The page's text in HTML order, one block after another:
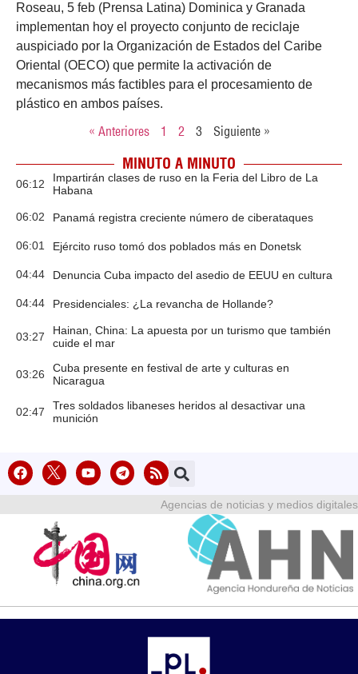
Roseau, 5 feb (Prensa Latina) Dominica y Granada
implementan hoy el proyecto conjunto de reciclaje
auspiciado por la Organización de Estados del Caribe
Oriental (OECO) que permite la activación de
mecanismos más factibles para el procesamiento de
plástico en ambos países.
« Anteriores 1 2 3 Siguiente »
MINUTO A MINUTO
06:12
Impartirán clases de ruso en la Feria del Libro de La
Habana
06:02 Panamá registra creciente número de ciberataques
06:01 Ejército ruso tomó dos poblados más en Donetsk
04:44 Denuncia Cuba impacto del asedio de EEUU en cultura
04:44 Presidenciales: ¿La revancha de Hollande?
03:27
Hainan, China: La apuesta por un turismo que también
cuide el mar
03:26
Cuba presente en festival de arte y culturas en
Nicaragua
02:47
Tres soldados libaneses heridos al desactivar una
munición
Agencias de noticias y medios digitales